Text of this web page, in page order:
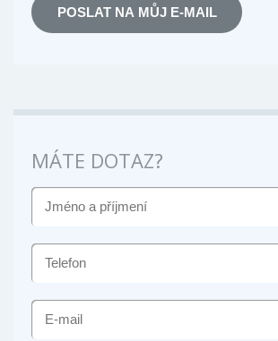
POSLAT NA MŮJ E-MAIL
MÁTE DOTAZ?
JMÉNO
TELEFON
E-
MAIL